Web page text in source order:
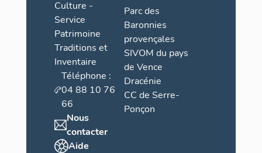
Culture -
Service
Patrimoine
Traditions et
Inventaire
Téléphone :
04 88 10 76
66
Nous
contacter
Aide
Parc des
Baronnies
provençales
SIVOM du pays
de Vence
Dracénie
CC de Serre-
Ponçon